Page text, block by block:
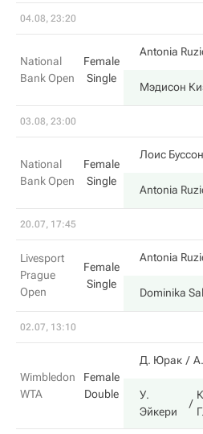
04.08, 23:20
National
Bank Open
Female
Single
Antonia
Мэдисон
03.08, 23:00
National
Bank Open
Female
Single
Лоис Буссон
Antonia
20.07, 17:45
Livesport
Prague
Open
Female
Single
Antonia
Dominika
02.07, 13:10
Wimbledon
WTA
Female
Double
Д. Юрак
У.
Эйкери